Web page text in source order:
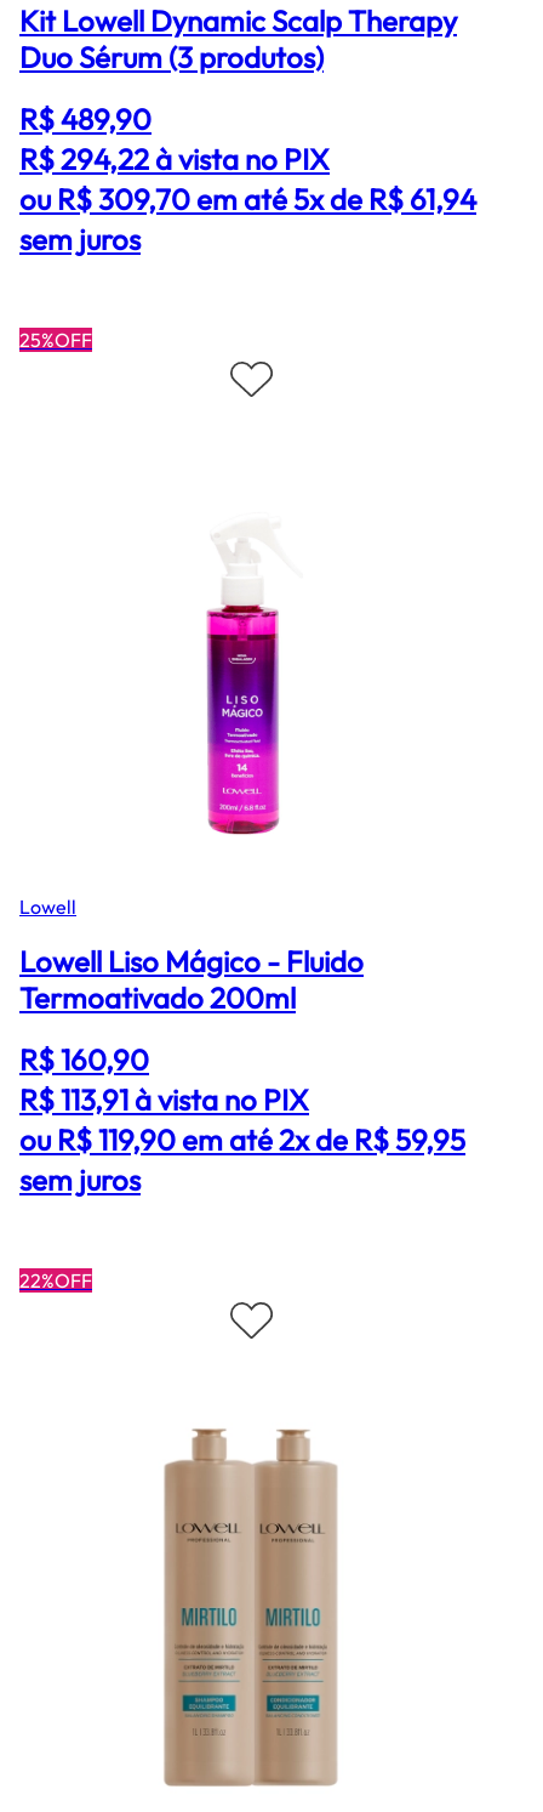
Kit Lowell Dynamic Scalp Therapy
Duo Sérum (3 produtos)
R$ 489,90
R$ 294,22à vista no PIX
ou R$ 309,70 em até 5x de R$ 61,94
sem juros
25%OFF
Lowell
Lowell Liso Mágico - Fluido
Termoativado 200ml
R$ 160,90
R$ 113,91à vista no PIX
ou R$ 119,90 em até 2x de R$ 59,95
sem juros
22%OFF